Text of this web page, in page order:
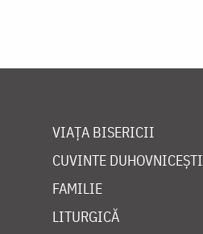
VIAȚA BISERICII
CUVINTE DUHOVNICEȘTI
FAMILIE
LITURGICĂ